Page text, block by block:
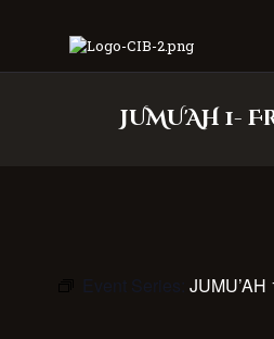
JUMU'AH 1-
Centre
Event Series: JUMU’AH